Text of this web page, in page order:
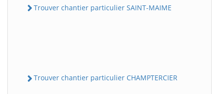
Trouver chantier particulier SAINT-MAIME
Trouver chantier particulier CHAMPTERCIER